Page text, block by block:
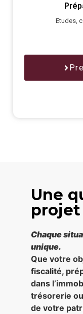
Etudes,
Une
projet
Chaque
unique.
Que votre
fiscalité,
dans
trésorerie
de votre